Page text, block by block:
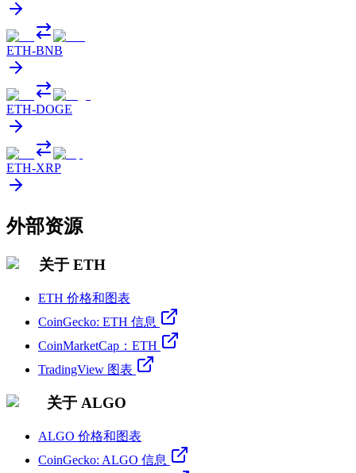
ETH-BNB
ETH-DOGE
ETH-XRP
外部资源
关于 ETH
ETH 价格和图表
CoinGecko: ETH 信息
CoinMarketCap：ETH
TradingView 图表
关于 ALGO
ALGO 价格和图表
CoinGecko: ALGO 信息